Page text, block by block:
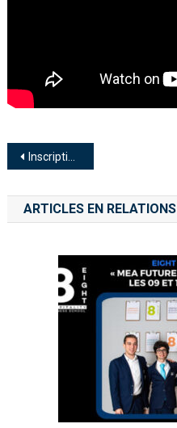
Inscription à Espima Business School: Une Université Privée Spécialisée en Management et en Informatique
ARTICLES EN RELATIONS